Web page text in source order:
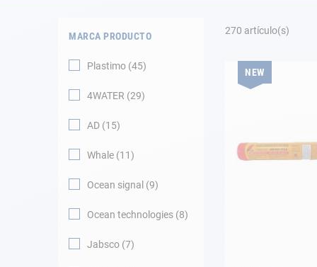
Mantenimiento
270 artículo(s)
NEW
MARCA PRODUCTO
Plastimo 45
4WATER 29
AD 15
Whale 11
Ocean signal 9
Ocean technologies 8
Jabsco 7